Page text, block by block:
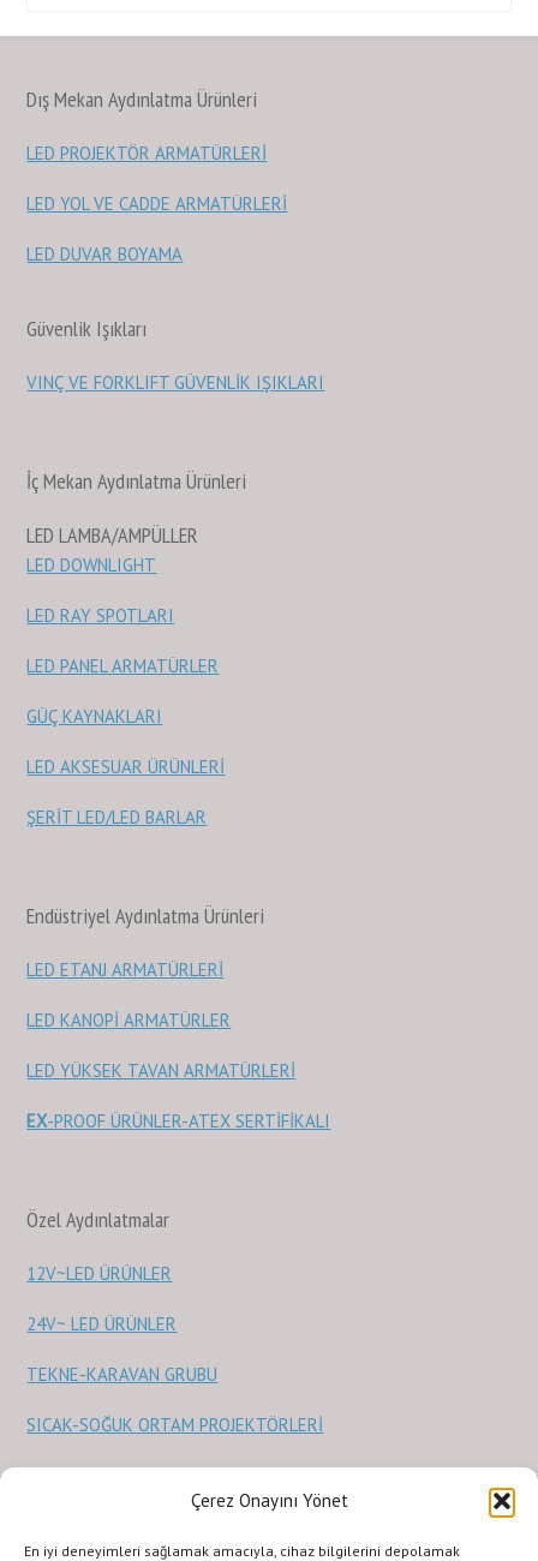
Çerez Onayını Yönet
En iyi deneyimleri sağlamak amacıyla, cihaz bilgilerini depolamak
Dış Mekan Aydınlatma Ürünleri
LED PROJEKTÖR ARMATÜRLERİ
LED YOL VE CADDE ARMATÜRLERİ
LED DUVAR BOYAMA
Güvenlik Işıkları
VINÇ VE FORKLIFT GÜVENLİK IŞIKLARI
İç Mekan Aydınlatma Ürünleri
LED LAMBA/AMPÜLLER
LED DOWNLIGHT
LED RAY SPOTLARI
LED PANEL ARMATÜRLER
GÜÇ KAYNAKLARI
LED AKSESUAR ÜRÜNLERİ
ŞERİT LED/LED BARLAR
Endüstriyel Aydınlatma Ürünleri
LED ETANJ ARMATÜRLERİ
LED KANOPİ ARMATÜRLER
LED YÜKSEK TAVAN ARMATÜRLERİ
EX-PROOF ÜRÜNLER-ATEX SERTİFİKALI
Özel Aydınlatmalar
12V~LED ÜRÜNLER
24V~ LED ÜRÜNLER
TEKNE-KARAVAN GRUBU
SICAK-SOĞUK ORTAM PROJEKTÖRLERİ
STERİLİZASYON ve SAĞLIK ÜRÜNLERİ